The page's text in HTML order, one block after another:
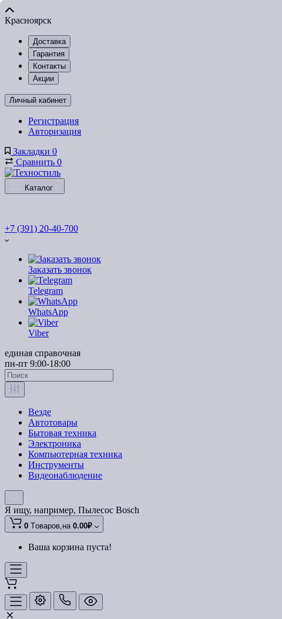
Красноярск
Доставка
Гарантия
Контакты
Акции
Личный кабинет
Регистрация
Авторизация
Закладки 0
Сравнить 0
Каталог
+7 (391) 20-40-700
Заказать звонок
Telegram
WhatsApp
Viber
единая справочная
пн-пт 9:00-18:00
Везде
Автотовары
Бытовая техника
Электроника
Компьютерная техника
Инструменты
Видеонаблюдение
Я ищу, например, Пылесос Bosch
0 Tоваров,на 0.00₽
Ваша корзина пуста!